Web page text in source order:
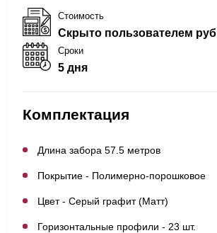
Стоимость
Скрыто пользователем руб
Сроки
5 дня
Комплектация
Длина забора 57.5 метров
Покрытие - Полимерно-порошковое
Цвет - Серый графит (Матт)
Горизонтальные профили - 23 шт.